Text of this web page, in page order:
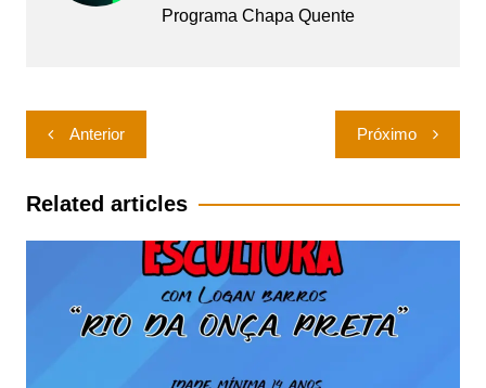
Programa Chapa Quente
Navegação
de
Post
Anterior Próximo
Related articles